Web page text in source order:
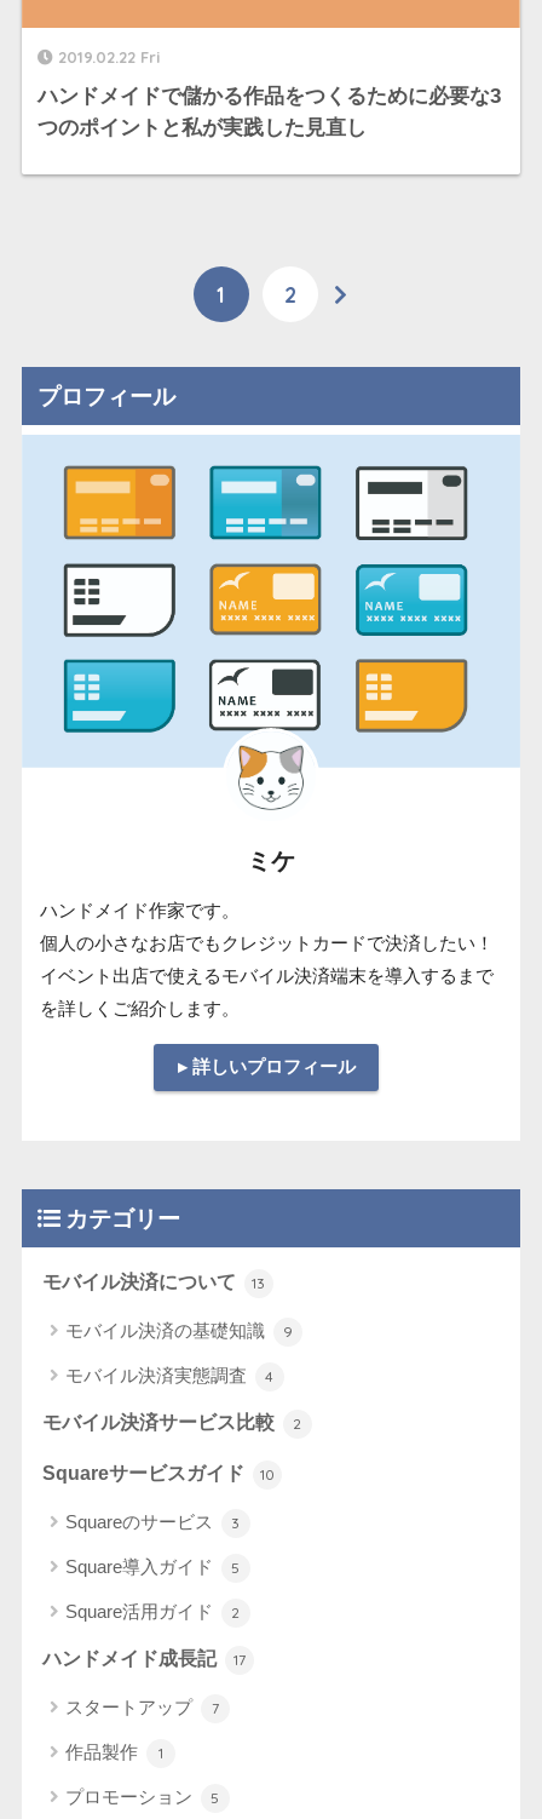
2019.02.22 Fri
ハンドメイドで儲かる作品をつくるために必要な3
つのポイントと私が実践した見直し
1 2
プロフィール
ミケ
ハンドメイド作家です。
個人の小さなお店でもクレジットカードで決済したい！
イベント出店で使えるモバイル決済端末を導入するまで
を詳しくご紹介します。
▸ 詳しいプロフィール
カテゴリー
モバイル決済について 13
モバイル決済の基礎知識 9
モバイル決済実態調査 4
モバイル決済サービス比較 2
Squareサービスガイド 10
Squareのサービス 3
Square導入ガイド 5
Square活用ガイド 2
ハンドメイド成長記 17
スタートアップ 7
作品製作 1
プロモーション 5